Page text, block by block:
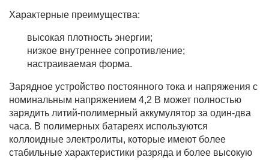
Характерные преимущества:
высокая плотность энергии;
низкое внутреннее сопротивление;
настраиваемая форма.
Зарядное устройство постоянного тока и напряжения с
номинальным напряжением 4,2 В может полностью
зарядить литий-полимерный аккумулятор за один-два
часа. В полимерных батареях используются
коллоидные электролиты, которые имеют более
стабильные характеристики разряда и более высокую